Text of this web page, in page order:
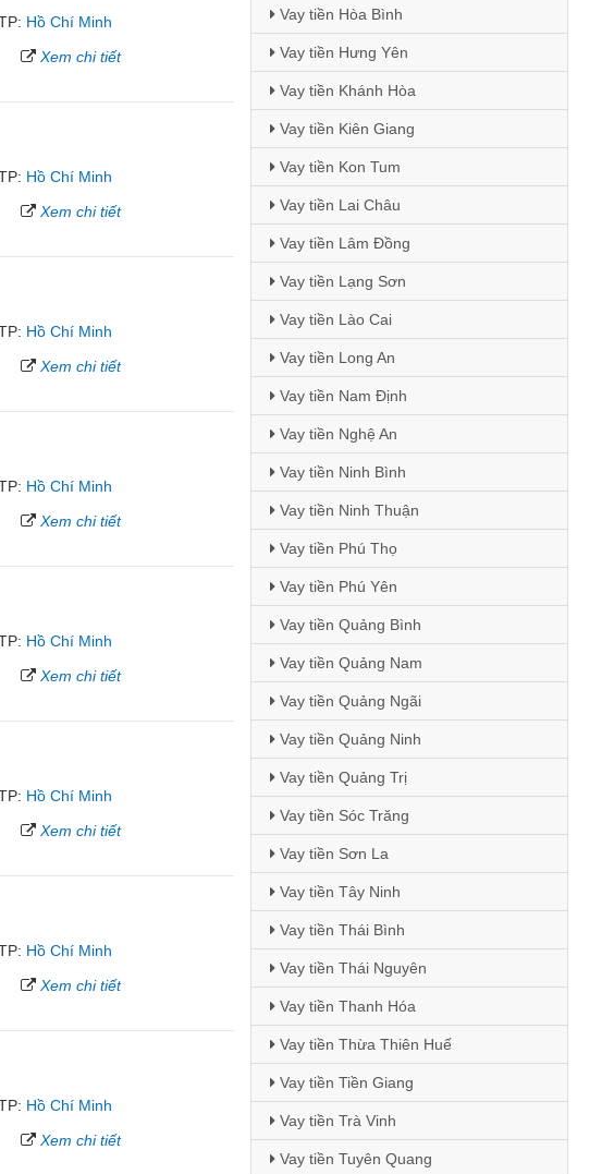
Hồ Chí Minh
Xem chi tiết
Hồ Chí Minh
Xem chi tiết
Hồ Chí Minh
Xem chi tiết
Hồ Chí Minh
Xem chi tiết
Hồ Chí Minh
Xem chi tiết
Hồ Chí Minh
Xem chi tiết
Hồ Chí Minh
Xem chi tiết
Hồ Chí Minh
Xem chi tiết
Vay tiền Hòa Bình
Vay tiền Hưng Yên
Vay tiền Khánh Hòa
Vay tiền Kiên Giang
Vay tiền Kon Tum
Vay tiền Lai Châu
Vay tiền Lâm Đồng
Vay tiền Lạng Sơn
Vay tiền Lào Cai
Vay tiền Long An
Vay tiền Nam Định
Vay tiền Nghệ An
Vay tiền Ninh Bình
Vay tiền Ninh Thuận
Vay tiền Phú Thọ
Vay tiền Phú Yên
Vay tiền Quảng Bình
Vay tiền Quảng Nam
Vay tiền Quảng Ngãi
Vay tiền Quảng Ninh
Vay tiền Quảng Trị
Vay tiền Sóc Trăng
Vay tiền Sơn La
Vay tiền Tây Ninh
Vay tiền Thái Bình
Vay tiền Thái Nguyên
Vay tiền Thanh Hóa
Vay tiền Thừa Thiên Huế
Vay tiền Tiền Giang
Vay tiền Trà Vinh
Vay tiền Tuyên Quang